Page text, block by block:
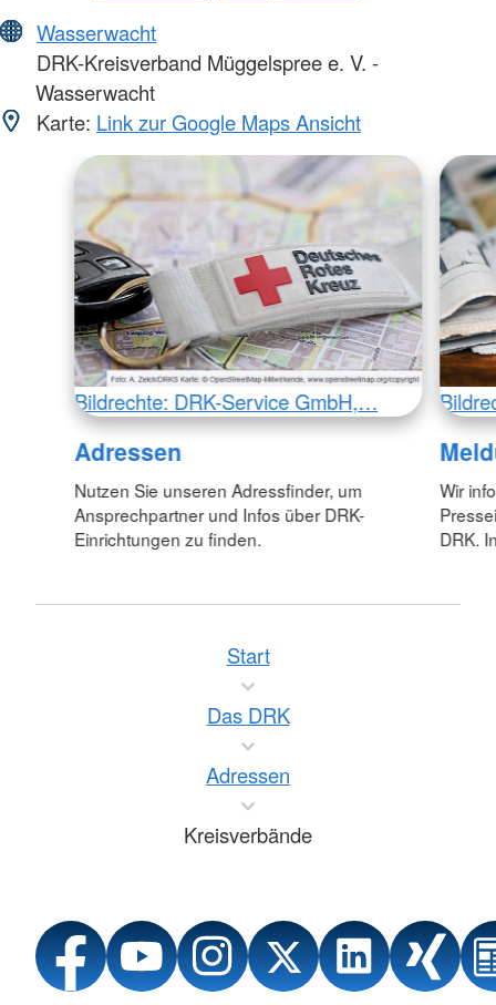
Wasserwacht
DRK-Kreisverband Müggelspree e. V. -
Wasserwacht
Karte: Link zur Google Maps Ansicht
Bildrechte: DRK-Service GmbH,…
Adressen
Nutzen Sie unseren Adressfinder, um
Ansprechpartner und Infos über DRK-
Einrichtungen zu finden.
Wir
DRK.
Start
Das DRK
Adressen
Kreisverbände